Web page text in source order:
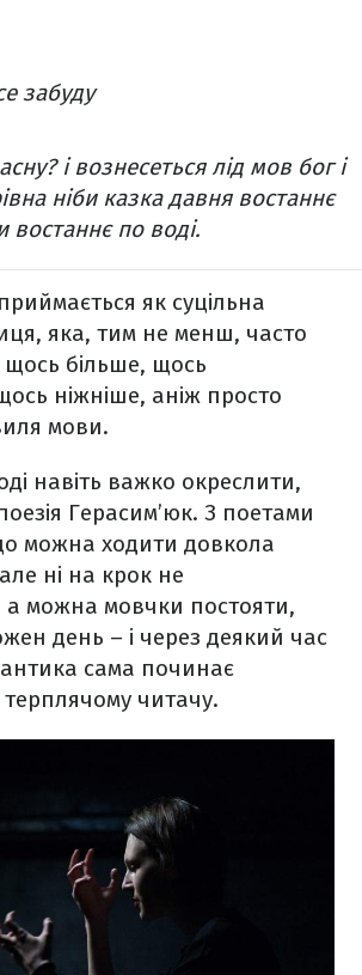
забуду
і вознесеться лід мов богі
ніби казка давнявостаннє
востаннєпо воді.
як суцільна
яка, тим не менш, часто
щось більше, щось
ніжніше, аніж просто
мови.
навіть важко окреслити,
Герасим’юк. З поетами
можна ходити довкола
ні на крок не
а можна мовчки постояти,
день – і через деякий час
сама починає
терплячому читачу.